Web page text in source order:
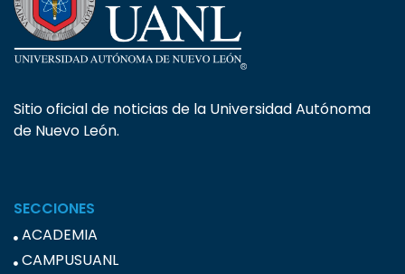
Sitio oficial de noticias de la Universidad Autónoma
de Nuevo León.
SECCIONES
ACADEMIA
CAMPUSUANL